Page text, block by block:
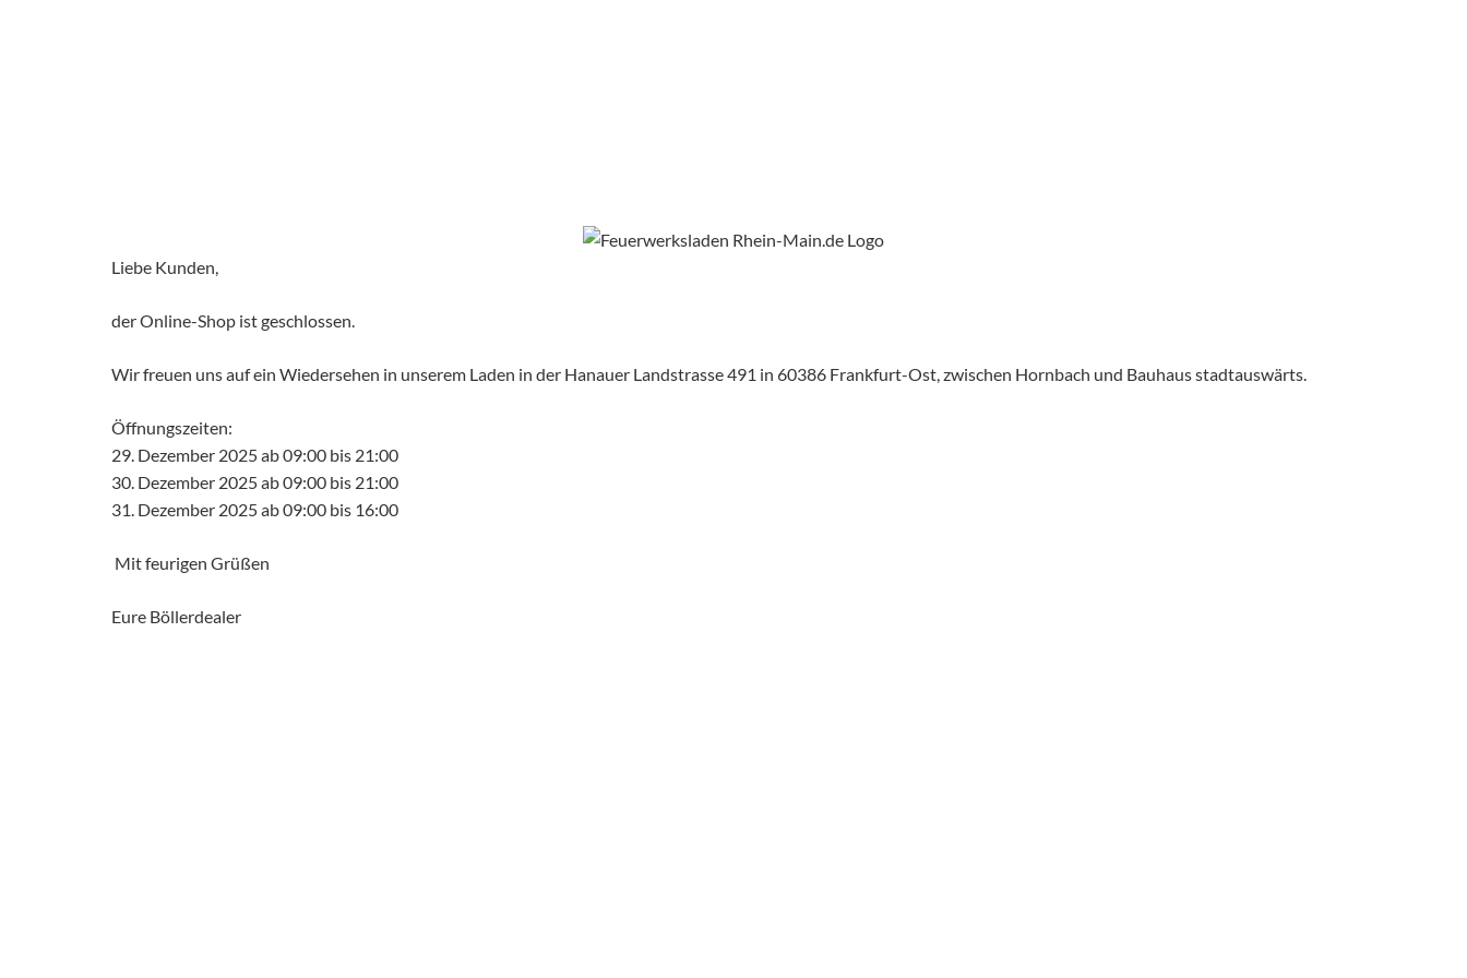
Liebe Kunden,
der Online-Shop ist geschlossen.
Wir freuen uns auf ein Wiedersehen in unserem Laden in der Hanauer Landstrasse 491 in 60386 Frankfurt-Ost, zwischen Hornbach und Bauhaus stadtauswärts.
Öffnungszeiten:
29. Dezember 2025 ab 09:00 bis 21:00
30. Dezember 2025 ab 09:00 bis 21:00
31. Dezember 2025 ab 09:00 bis 16:00
Mit feurigen Grüßen
Eure Böllerdealer